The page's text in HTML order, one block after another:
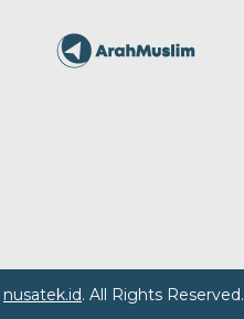
nusatek.id. All Rights Reserved.